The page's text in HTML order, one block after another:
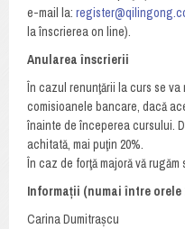
e-mail la:
la înscrierea on line).
Anularea înscrierii
În cazul renunţării la curs se va
comisioanele bancare, dacă
înainte de începerea cursului.
achitată, mai puţin 20%.
În caz de forţă majoră vă
Informații (numai între orele
Carina Dumitrașcu